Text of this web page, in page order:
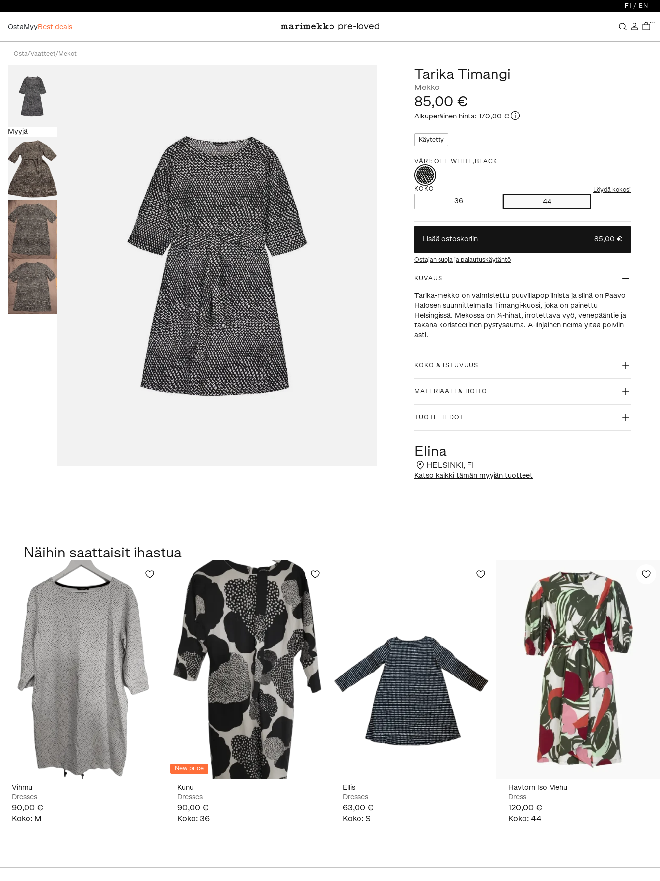
FI / EN
OstaMyyBest deals
...
Osta/Vaatteet/ Mekot
Myyjä
Tarika Timangi
Mekko
85,00 €
Alkuperäinen hinta: 170,00 €
Käytetty
VÄRI :OFF WHITE,BLACK
KOKO Löydä kokosi
36 44
Lisää ostoskoriin 85,00 €
Ostajan suoja ja palautuskäytäntö
KUVAUS
Tarika-mekko on valmistettu puuvillapopliinista ja siinä on Paavo
Halosen suunnittelmalla Timangi-kuosi, joka on painettu
Helsingissä. Mekossa on ¾-hihat, irrotettava vyö, venepääntie ja
takana koristeellinen pystysauma. A-linjainen helma yltää polviin
asti.
KOKO & ISTUVUUS
MATERIAALI & HOITO
TUOTETIEDOT
Elina
HELSINKI, FI
Katso kaikki tämän myyjän tuotteet
Näihin saattaisit ihastua
Vihmu
Dresses
90,00 €
Koko: M
New price
Kunu
Dresses
90,00 €
Koko: 36
Ellis
Dresses
63,00 €
Koko: S
Havtorn Iso Mehu
Dress
120,00 €
Koko: 44